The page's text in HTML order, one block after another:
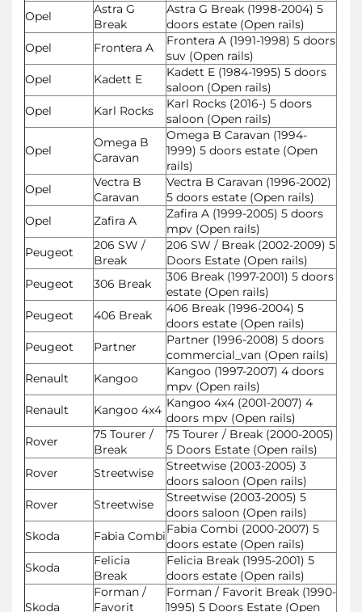
Opel
Astra G
Break
Astra G Break (1998-2004) 5
doors estate (Open rails)
Opel
Frontera A
Frontera A (1991-1998) 5 doors
suv (Open rails)
Opel
Kadett E
Kadett E (1984-1995) 5 doors
saloon (Open rails)
Opel
Karl Rocks
Karl Rocks (2016-) 5 doors
saloon (Open rails)
Opel
Omega B
Caravan
Omega B Caravan (1994-
1999) 5 doors estate (Open
rails)
Opel
Vectra B
Caravan
Vectra B Caravan (1996-2002)
5 doors estate (Open rails)
Opel
Zafira A
Zafira A (1999-2005) 5 doors
mpv (Open rails)
Peugeot
206 SW /
Break
206 SW / Break (2002-2009) 5
Doors Estate (Open rails)
Peugeot
306 Break
306 Break (1997-2001) 5 doors
estate (Open rails)
Peugeot
406 Break
406 Break (1996-2004) 5
doors estate (Open rails)
Peugeot
Partner
Partner (1996-2008) 5 doors
commercial_van (Open rails)
Renault
Kangoo
Kangoo (1997-2007) 4 doors
mpv (Open rails)
Renault
Kangoo 4x4 Kangoo 4x4 (2001-2007) 4
doors mpv (Open rails)
Rover
75 Tourer /
Break
75 Tourer / Break (2000-2005)
5 Doors Estate (Open rails)
Rover
Streetwise
Streetwise (2003-2005) 3
doors saloon (Open rails)
Rover
Streetwise
Streetwise (2003-2005) 5
doors saloon (Open rails)
Skoda
Fabia CombiFabia Combi (2000-2007) 5
doors estate (Open rails)
Skoda
Felicia
Break
Felicia Break (1995-2001) 5
doors estate (Open rails)
Skoda
Forman /
Favorit
Forman / Favorit Break (1990-
1995) 5 Doors Estate (Open